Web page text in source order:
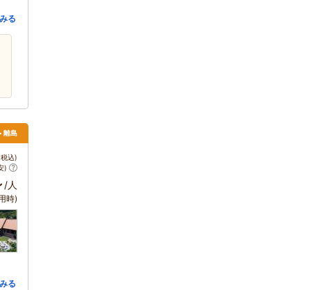
る
離島
込)
)
/人
時)
る